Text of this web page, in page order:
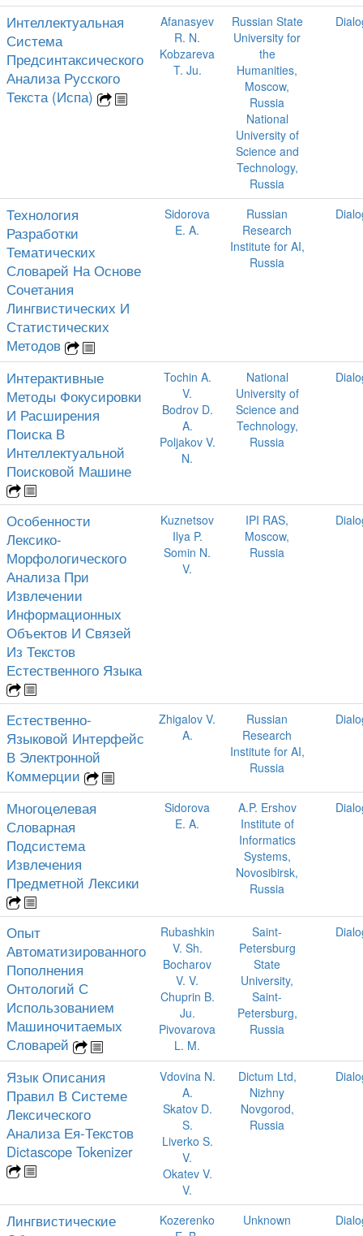
Интеллектуальная
Система
Предсинтаксического
Анализа Русского
Текста (Испа)
Afanasyev
R. N.
Kobzareva
T. Ju.
Russian State
University for
the
Humanities,
Moscow,
Russia
National
University of
Science and
Technology,
Russia
Технология
Разработки
Тематических
Словарей На Основе
Сочетания
Лингвистических И
Статистических
Методов
Sidorova
E. A.
Russian
Research
Institute for AI,
Russia
Интерактивные
Методы Фокусировки
И Расширения
Поиска В
Интеллектуальной
Поисковой Машине
Tochin A.
V.
Bodrov D.
A.
Poljakov V.
N.
National
University of
Science and
Technology,
Russia
Особенности
Лексико-
Морфологического
Анализа При
Извлечении
Информационных
Объектов И Связей
Из Текстов
Естественного Языка
Kuznetsov
Ilya P.
Somin N.
V.
IPI RAS,
Moscow,
Russia
Естественно-
Языковой Интерфейс
В Электронной
Коммерции
Zhigalov V.
A.
Russian
Research
Institute for AI,
Russia
Многоцелевая
Словарная
Подсистема
Извлечения
Предметной Лексики
Sidorova
E. A.
A.P. Ershov
Institute of
Informatics
Systems,
Novosibirsk,
Russia
Опыт
Автоматизированного
Пополнения
Онтологий С
Использованием
Машиночитаемых
Словарей
Rubashkin
V. Sh.
Bocharov
V. V.
Chuprin B.
Ju.
Pivovarova
L. M.
Saint-
Petersburg
State
University,
Saint-
Petersburg,
Russia
Язык Описания
Правил В Системе
Лексического
Анализа Ея-Текстов
Dictascope Tokenizer
Vdovina N.
A.
Skatov D.
S.
Liverko S.
V.
Okatev V.
V.
Dictum Ltd,
Nizhny
Novgorod,
Russia
Лингвистические
Kozerenko
Unknown